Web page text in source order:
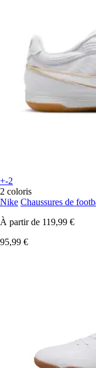
+-2
2 coloris
Nike Chaussures de
À partir de 119,99 €
95,99 €